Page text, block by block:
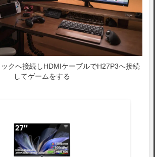
クへ接続しHDMIケーブルでH27P3へ接続
してゲームをする